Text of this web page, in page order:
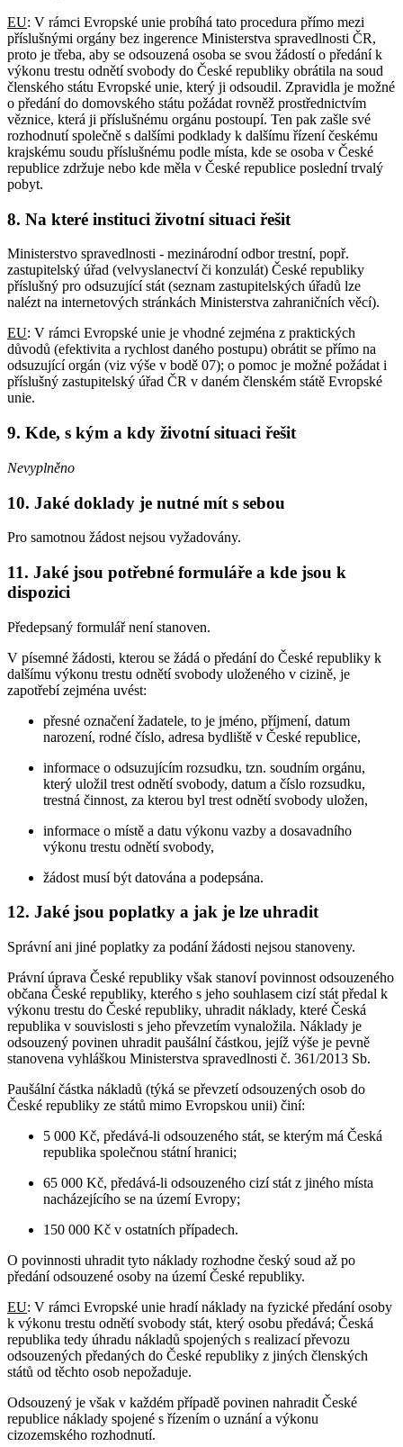
EU: V rámci Evropské unie probíhá tato procedura přímo mezi
příslušnými orgány bez ingerence Ministerstva spravedlnosti ČR,
proto je třeba, aby se odsouzená osoba se svou žádostí o předání k
výkonu trestu odnětí svobody do České republiky obrátila na soud
členského státu Evropské unie, který ji odsoudil. Zpravidla je možné
o předání do domovského státu požádat rovněž prostřednictvím
věznice, která ji příslušnému orgánu postoupí. Ten pak zašle své
rozhodnutí společně s dalšími podklady k dalšímu řízení českému
krajskému soudu příslušnému podle místa, kde se osoba v České
republice zdržuje nebo kde měla v České republice poslední trvalý
pobyt.
8. Na které instituci životní situaci řešit
Ministerstvo spravedlnosti - mezinárodní odbor trestní, popř.
zastupitelský úřad (velvyslanectví či konzulát) České republiky
příslušný pro odsuzující stát (seznam zastupitelských úřadů lze
nalézt na internetových stránkách Ministerstva zahraničních věcí).
EU: V rámci Evropské unie je vhodné zejména z praktických
důvodů (efektivita a rychlost daného postupu) obrátit se přímo na
odsuzující orgán (viz výše v bodě 07); o pomoc je možné požádat i
příslušný zastupitelský úřad ČR v daném členském státě Evropské
unie.
9. Kde, s kým a kdy životní situaci řešit
Nevyplněno
10. Jaké doklady je nutné mít s sebou
Pro samotnou žádost nejsou vyžadovány.
11. Jaké jsou potřebné formuláře a kde jsou k
dispozici
Předepsaný formulář není stanoven.
V písemné žádosti, kterou se žádá o předání do České republiky k
dalšímu výkonu trestu odnětí svobody uloženého v cizině, je
zapotřebí zejména uvést:
přesné označení žadatele, to je jméno, příjmení, datum
narození, rodné číslo, adresa bydliště v České republice,
informace o odsuzujícím rozsudku, tzn. soudním orgánu,
který uložil trest odnětí svobody, datum a číslo rozsudku,
trestná činnost, za kterou byl trest odnětí svobody uložen,
informace o místě a datu výkonu vazby a dosavadního
výkonu trestu odnětí svobody,
žádost musí být datována a podepsána.
12. Jaké jsou poplatky a jak je lze uhradit
Správní ani jiné poplatky za podání žádosti nejsou stanoveny.
Právní úprava České republiky však stanoví povinnost odsouzeného
občana České republiky, kterého s jeho souhlasem cizí stát předal k
výkonu trestu do České republiky, uhradit náklady, které Česká
republika v souvislosti s jeho převzetím vynaložila. Náklady je
odsouzený povinen uhradit paušální částkou, jejíž výše je pevně
stanovena vyhláškou Ministerstva spravedlnosti č. 361/2013 Sb.
Paušální částka nákladů (týká se převzetí odsouzených osob do
České republiky ze států mimo Evropskou unii) činí:
5 000 Kč, předává-li odsouzeného stát, se kterým má Česká
republika společnou státní hranici;
65 000 Kč, předává-li odsouzeného cizí stát z jiného místa
nacházejícího se na území Evropy;
150 000 Kč v ostatních případech.
O povinnosti uhradit tyto náklady rozhodne český soud až po
předání odsouzené osoby na území České republiky.
EU: V rámci Evropské unie hradí náklady na fyzické předání osoby
k výkonu trestu odnětí svobody stát, který osobu předává; Česká
republika tedy úhradu nákladů spojených s realizací převozu
odsouzených předaných do České republiky z jiných členských
států od těchto osob nepožaduje.
Odsouzený je však v každém případě povinen nahradit České
republice náklady spojené s řízením o uznání a výkonu
cizozemského rozhodnutí.